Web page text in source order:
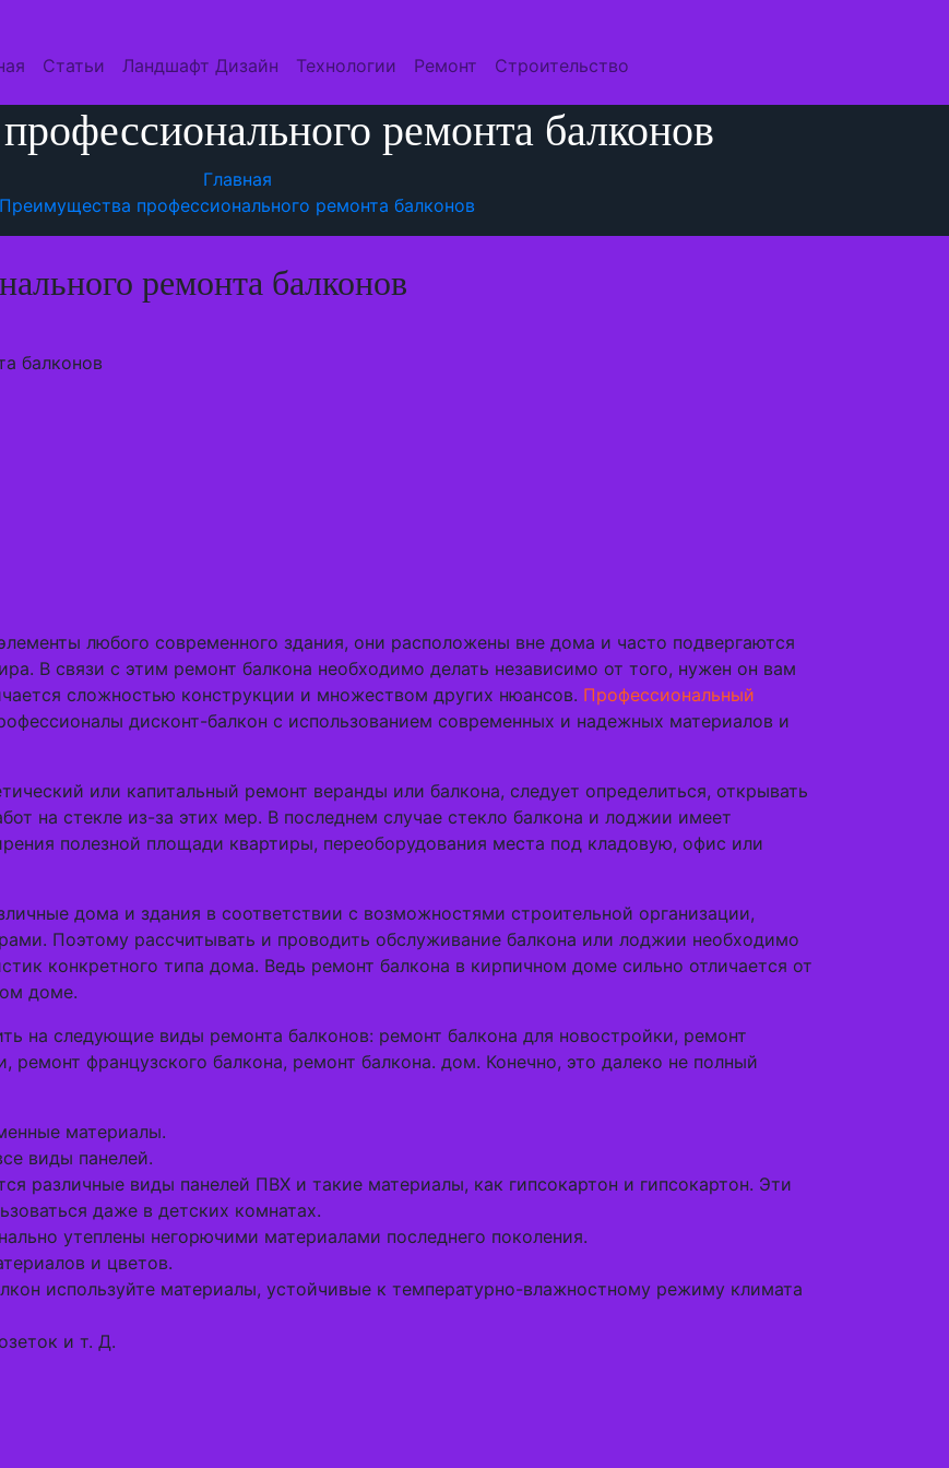
Статьи Ландшафт Дизайн Технологии Ремонт Строительство
ремонта балконов
Главная
Преимущества профессионального ремонта балконов
ремонта балконов
любого современного здания, они расположены вне дома и часто подвергаются
В связи с этим ремонт балкона необходимо делать независимо от того, нужен он вам
сложностью конструкции и множеством других нюансов. Профессиональный
дисконт-балкон с использованием современных и надежных материалов и
или капитальный ремонт веранды или балкона, следует определиться, открывать
на стекле из-за этих мер. В последнем случае стекло балкона и лоджии имеет
полезной площади квартиры, переоборудования места под кладовую, офис или
дома и здания в соответствии с возможностями строительной организации,
Поэтому рассчитывать и проводить обслуживание балкона или лоджии необходимо
конкретного типа дома. Ведь ремонт балкона в кирпичном доме сильно отличается от
доме.
на следующие виды ремонта балконов: ремонт балкона для новостройки, ремонт
ремонт французского балкона, ремонт балкона. дом. Конечно, это далеко не полный
материалы.
виды панелей.
различные виды панелей ПВХ и такие материалы, как гипсокартон и гипсокартон. Эти
даже в детских комнатах.
утеплены негорючими материалами последнего поколения.
и цветов.
используйте материалы, устойчивые к температурно-влажностному режиму климата
и т. Д.